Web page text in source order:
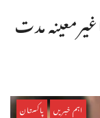
مدت
اہم خبریں پاکستان